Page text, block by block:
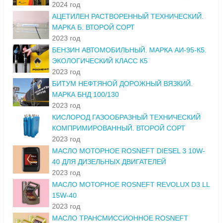
2024 год
АЦЕТИЛЕН РАСТВОРЕННЫЙ ТЕХНИЧЕСКИЙ.
МАРКА Б. ВТОРОЙ СОРТ
2023 год
БЕНЗИН АВТОМОБИЛЬНЫЙ. МАРКА АИ-95-К5.
ЭКОЛОГИЧЕСКИЙ КЛАСС К5
2023 год
БИТУМ НЕФТЯНОЙ ДОРОЖНЫЙ ВЯЗКИЙ.
МАРКА БНД 100/130
2023 год
КИСЛОРОД ГАЗООБРАЗНЫЙ ТЕХНИЧЕСКИЙ
КОМПРИМИРОВАННЫЙ. ВТОРОЙ СОРТ
2023 год
МАСЛО МОТОРНОЕ ROSNEFT DIESEL 3 10W-
40 ДЛЯ ДИЗЕЛЬНЫХ ДВИГАТЕЛЕЙ
2023 год
МАСЛО МОТОРНОЕ ROSNEFT REVOLUX D3 LL
15W-40
2023 год
МАСЛО ТРАНСМИССИОННОЕ ROSNEFT